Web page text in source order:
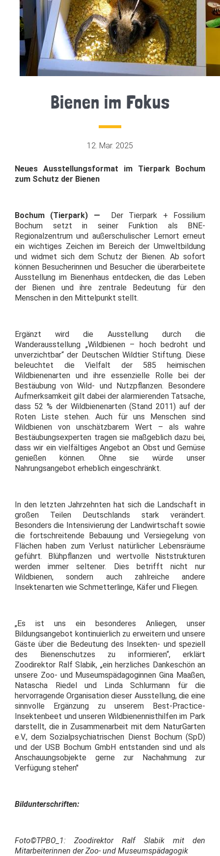
Bienen im Fokus
12. Mar. 2025
Neues Ausstellungsformat
im Tierpark Bochum
zum Schutz der Bienen
Bochum (Tierpark) — Der Tierpark + Fossilium
Bochum setzt in seiner Funktion als BNE-
Regionalzentrum und außerschulischer Lernort erneut
ein wichtiges Zeichen im Bereich der Umweltbildung
und widmet sich dem Schutz der Bienen. Ab sofort
können Besucherinnen und Besucher die überarbeitete
Ausstellung im Bienenhaus entdecken, die das Leben
der Bienen und ihre zentrale Bedeutung für den
Menschen in den Mittelpunkt stellt.
Ergänzt wird die Ausstellung durch die
Wanderausstellung „Wildbienen – hoch bedroht und
unverzichtbar“ der Deutschen Wildtier Stiftung. Diese
beleuchtet die Vielfalt der 585 heimischen
Wildbienenarten und ihre essenzielle Rolle bei der
Bestäubung von Wild- und Nutzpflanzen. Besondere
Aufmerksamkeit gilt dabei der alarmierenden Tatsache,
dass 52 % der Wildbienenarten (Stand 2011) auf der
Roten Liste stehen. Auch für uns Menschen sind
Wildbienen von unschätzbarem Wert – als wahre
Bestäubungsexperten tragen sie maßgeblich dazu bei,
dass wir ein vielfältiges Angebot an Obst und Gemüse
genießen können. Ohne sie würde unser
Nahrungsangebot erheblich eingeschränkt.
In den letzten Jahrzehnten hat sich die Landschaft in
großen Teilen Deutschlands stark verändert.
Besonders die Intensivierung der Landwirtschaft sowie
die fortschreitende Bebauung und Versiegelung von
Flächen haben zum Verlust natürlicher Lebensräume
geführt. Blühpflanzen und wertvolle Niststrukturen
werden immer seltener. Dies betrifft nicht nur
Wildbienen, sondern auch zahlreiche andere
Insektenarten wie Schmetterlinge, Käfer und Fliegen.
„Es ist uns ein besonderes Anliegen, unser
Bildungsangebot kontinuierlich zu erweitern und unsere
Gäste über die Bedeutung des Insekten- und speziell
des Bienenschutzes zu informieren“, erklärt
Zoodirektor Ralf Slabik, „ein herzliches Dankeschön an
unsere Zoo- und Museumspädagoginnen Gina Maaßen,
Natascha Riedel und Linda Schlurmann für die
hervorragende Organisation dieser Ausstellung, die eine
sinnvolle Ergänzung zu unserem Best-Practice-
Insektenbeet und unseren Wildbienennisthilfen im Park
darstellt, die in Zusammenarbeit mit dem NaturGarten
e.V., dem Sozialpsychiatrischen Dienst Bochum (SpD)
und der USB Bochum GmbH entstanden sind und als
Anschauungsobjekte gerne zur Nachahmung zur
Verfügung stehen"
Bildunterschriften:
Foto©TPBO_1: Zoodirektor Ralf Slabik mit den
Mitarbeiterinnen der Zoo- und Museumspädagogik